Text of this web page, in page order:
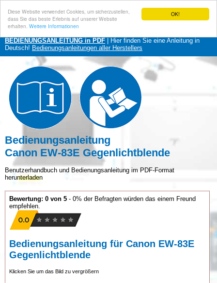
OK!
Diese Website verwendet Cookies, um sicherzustellen,
dass Sie das beste Erlebnis auf unserer Website
erhalten. Weitere Informationen
BEDIENUNGSANLEITUNG in PDF | Hier finden Sie eine Anleitung in
Deutsch! Bedienungsanleitungen aller Herstellers
Bedienungsanleitung
Canon EW-83E Gegenlichtblende
Benutzerhandbuch und Bedienungsanleitung im PDF-Format
herunterladen
Bewertung: 0 von 5 - 0% der Befragten würden das einem Freund
empfehlen.
Bedienungsanleitung für Canon EW-83E
Gegenlichtblende
Klicken Sie um das Bild zu vergrößern